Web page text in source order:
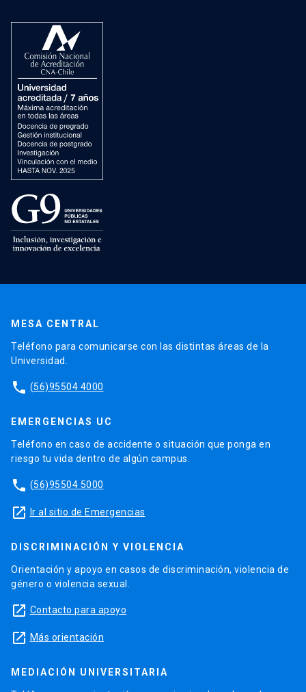
MESA CENTRAL
Teléfono para comunicarse con las distintas áreas de la
Universidad.
phone (56)95504 4000
EMERGENCIAS UC
Teléfono en caso de accidente o situación que ponga en
riesgo tu vida dentro de algún campus.
phone (56)95504 5000
launch Ir al sitio de Emergencias
DISCRIMINACIÓN Y VIOLENCIA
Orientación y apoyo en casos de discriminación, violencia de
género o violencia sexual.
launch Contacto para apoyo
launch Más orientación
MEDIACIÓN UNIVERSITARIA